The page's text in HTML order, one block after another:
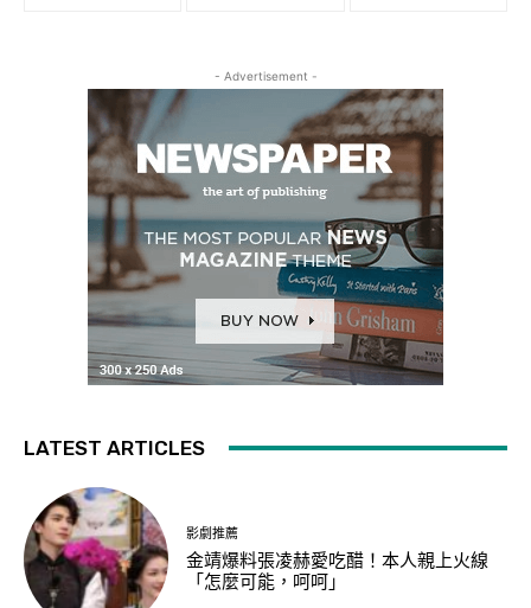
- Advertisement -
LATEST ARTICLES
影劇推薦
金靖爆料張凌赫愛吃醋！本人親上火線
「怎麼可能，呵呵」